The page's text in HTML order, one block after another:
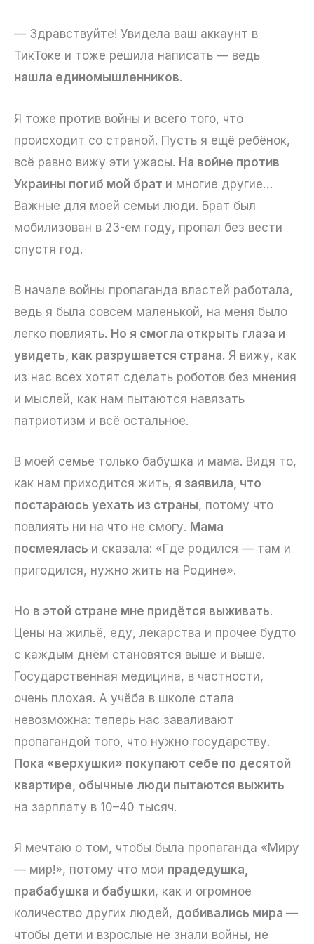
— Здравствуйте! Увидела ваш аккаунт в
ТикТоке и тоже решила написать — ведь
нашла единомышленников.
Я тоже против войны и всего того, что
происходит со страной. Пусть я ещё ребёнок,
всё равно вижу эти ужасы. На войне против
Украины погиб мой брат и многие другие…
Важные для моей семьи люди. Брат был
мобилизован в 23-ем году, пропал без вести
спустя год.
В начале войны пропаганда властей работала,
ведь я была совсем маленькой, на меня было
легко повлиять. Но я смогла открыть глаза и
увидеть, как разрушается страна. Я вижу, как
из нас всех хотят сделать роботов без мнения
и мыслей, как нам пытаются навязать
патриотизм и всё остальное.
В моей семье только бабушка и мама. Видя то,
как нам приходится жить, я заявила, что
постараюсь уехать из страны, потому что
повлиять ни на что не смогу. Мама
посмеялась и сказала: «Где родился — там и
пригодился, нужно жить на Родине».
Но в этой стране мне придётся выживать.
Цены на жильё, еду, лекарства и прочее будто
с каждым днём становятся выше и выше.
Государственная медицина, в частности,
очень плохая. А учёба в школе стала
невозможна: теперь нас заваливают
пропагандой того, что нужно государству.
Пока «верхушки» покупают себе по десятой
квартире, обычные люди пытаются выжить
на зарплату в 10–40 тысяч.
Я мечтаю о том, чтобы была пропаганда «Миру
— мир!», потому что мои прадедушка,
прабабушка и бабушки, как и огромное
количество других людей, добивались мира —
чтобы дети и взрослые не знали войны, не